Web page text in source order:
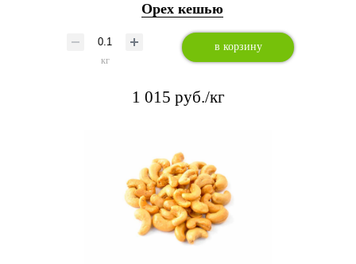
Орех кешью
кг
в корзину
1 015 руб./кг